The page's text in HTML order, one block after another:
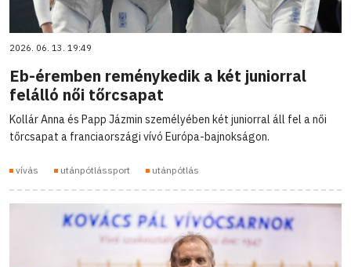
2026. 06. 13. 19:49
Eb-éremben reménykedik a két juniorral
felálló női tőrcsapat
Kollár Anna és Papp Jázmin személyében két juniorral áll fel a női
tőrcsapat a franciaországi vívó Európa-bajnokságon.
vívás utánpótlássport utánpótlás